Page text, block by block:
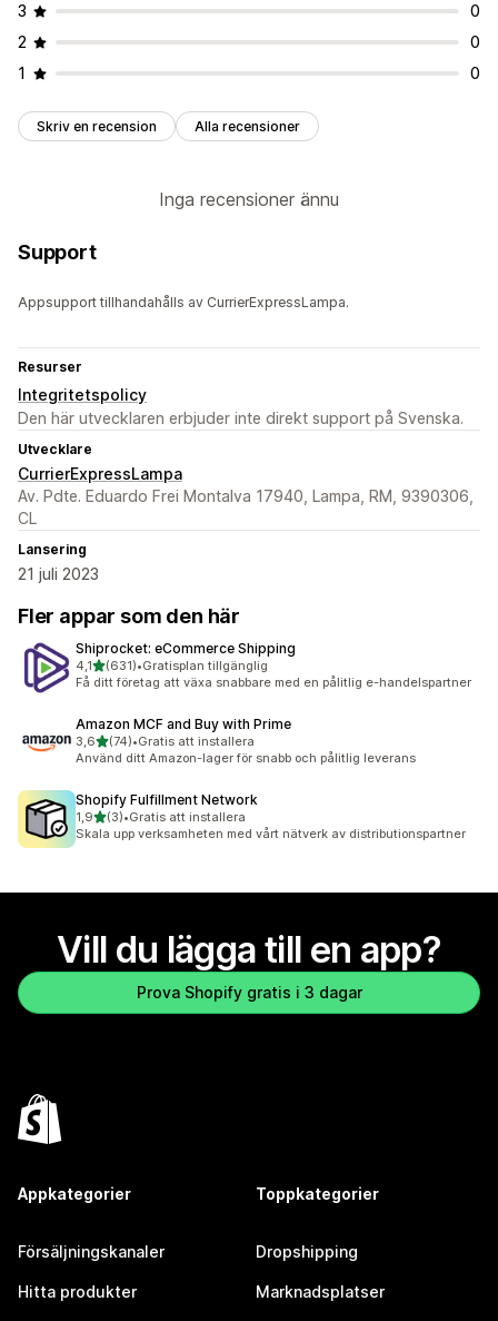
3
0
2
0
1
0
Skriv en recension Alla recensioner
Inga recensioner ännu
Support
Appsupport tillhandahålls av CurrierExpressLampa.
Resurser
Integritetspolicy
Den här utvecklaren erbjuder inte direkt support på Svenska.
Utvecklare
CurrierExpressLampa
Av. Pdte. Eduardo Frei Montalva 17940, Lampa, RM, 9390306,
CL
Lansering
21 juli 2023
Fler appar som den här
Shiprocket: eCommerce Shipping
4,1av 5 stjärnor
(631)
631 recensioner totalt
•Gratisplan tillgänglig
Få ditt företag att växa snabbare med en pålitlig e-handelspartner
Amazon MCF and Buy with Prime
3,6av 5 stjärnor
(74)
74 recensioner totalt
•Gratis att installera
Använd ditt Amazon-lager för snabb och pålitlig leverans
Shopify Fulfillment Network
1,9av 5 stjärnor
(3)
3 recensioner totalt
•Gratis att installera
Skala upp verksamheten med vårt nätverk av distributionspartner
Vill du lägga till en app?
Prova Shopify gratis i 3 dagar
Appkategorier
Försäljningskanaler
Hitta produkter
Toppkategorier
Dropshipping
Marknadsplatser